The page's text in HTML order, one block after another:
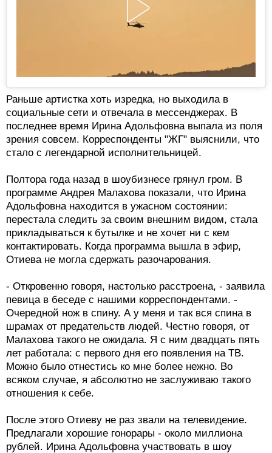
Раньше артистка хоть изредка, но выходила в
социальные сети и отвечала в мессенджерах. В
последнее время Ирина Адольфовна выпала из поля
зрения совсем. Корреспонденты "ЖГ" выяснили, что
стало с легендарной исполнительницей.
Полтора года назад в шоубизнесе грянул гром. В
программе Андрея Малахова показали, что Ирина
Адольфовна находится в ужасном состоянии:
перестала следить за своим внешним видом, стала
прикладываться к бутылке и не хочет ни с кем
контактировать. Когда программа вышла в эфир,
Отиева не могла сдержать разочарования.
- Откровенно говоря, настолько расстроена, - заявила
певица в беседе с нашими корреспондентами. -
Очередной нож в спину. А у меня и так вся спина в
шрамах от предательств людей. Честно говоря, от
Малахова такого не ожидала. Я с ним двадцать пять
лет работала: с первого дня его появления на ТВ.
Можно было отнестись ко мне более нежно. Во
всяком случае, я абсолютно не заслуживаю такого
отношения к себе.
После этого Отиеву не раз звали на телевидение.
Предлагали хорошие гонорары - около миллиона
рублей. Ирина Адольфовна участвовать в шоу